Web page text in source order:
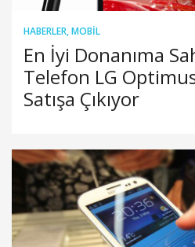
HABERLER,MOBIL
En İyi Donanıma
Telefon LG
Satışa Çıkıyor